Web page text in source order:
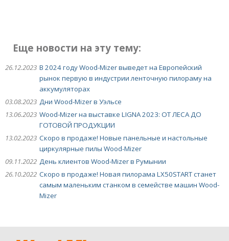
Еще новости на эту тему:
26.12.2023 В 2024 году Wood-Mizer выведет на Европейский
рынок первую в индустрии ленточную пилораму на
аккумуляторах
03.08.2023 Дни Wood-Mizer в Уэльсе
13.06.2023 Wood-Mizer на выставке LIGNA 2023: ОТ ЛЕСА ДО
ГОТОВОЙ ПРОДУКЦИИ
13.02.2023 Скоро в продаже! Новые панельные и настольные
циркулярные пилы Wood-Mizer
09.11.2022 День клиентов Wood-Mizer в Румынии
26.10.2022 Скоро в продаже! Новая пилорама LX50START станет
самым маленьким станком в семействе машин Wood-
Mizer